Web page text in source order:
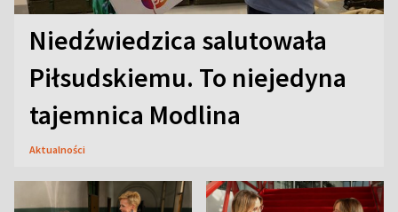
Niedźwiedzica salutowała
Piłsudskiemu. To niejedyna
tajemnica Modlina
Aktualności